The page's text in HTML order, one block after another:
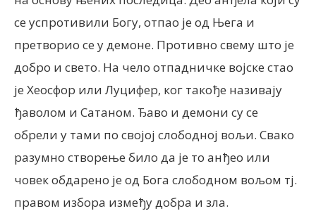
се успротивили Богу, отпао је од Њега и
претворио се у демоне. Противно свему што је
добро и свето. На чело отпадничке војске стао
је Хеосфор или Луцифер, ког такође називају
ђаволом и Сатаном. Ђаво и демони су се
обрели у тами по својој слободној вољи. Свако
разумно створење било да је то анђео или
човек обдарено је од Бога слободном вољом тј.
правом избора између добра и зла.